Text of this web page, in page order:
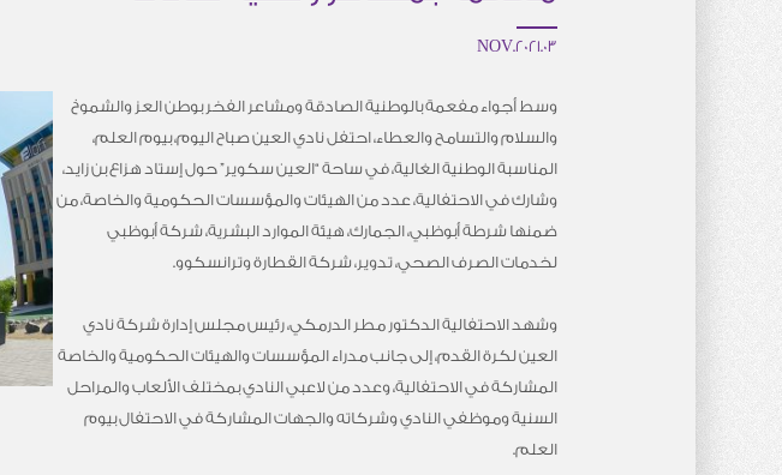
03.NOV.2021
وسط أجواء مفعمة بالوطنية الصادقة ومشاعر الفخر بوطن العز والشموخ
والسلام والتسامح والعطاء، احتفل نادي العين صباح اليوم، بيوم العلم،
المناسبة الوطنية الغالية، في ساحة “العين سكوير” حول إستاد هزاع بن زايد،
وشارك في الاحتفالية، عدد من الهيئات والمؤسسات الحكومية والخاصة، من
ضمنها شرطة أبوظبي، الجمارك، هيئة الموارد البشرية، شركة أبوظبي
لخدمات الصرف الصحي، تدوير، شركة القطارة وترانسكوو.
وشهد الاحتفالية الدكتور مطر الدرمكي، رئيس مجلس إدارة شركة نادي
العين لكرة القدم، إلى جانب مدراء المؤسسات والهيئات الحكومية والخاصة
المشاركة في الاحتفالية، وعدد من لاعبي النادي بمختلف الألعاب والمراحل
السنية وموظفي النادي وشركاته والجهات المشاركة في الاحتفال بيوم
العلم.